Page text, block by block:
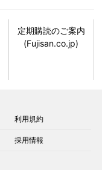
定期購読のご案内
(Fujisan.co.jp)
利用規約
採用情報